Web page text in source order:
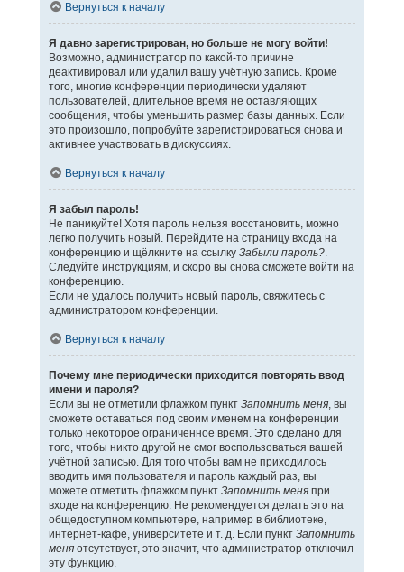
Вернуться к началу
Я давно зарегистрирован, но больше не могу войти!
Возможно, администратор по какой-то причине
деактивировал или удалил вашу учётную запись. Кроме
того, многие конференции периодически удаляют
пользователей, длительное время не оставляющих
сообщения, чтобы уменьшить размер базы данных. Если
это произошло, попробуйте зарегистрироваться снова и
активнее участвовать в дискуссиях.
Вернуться к началу
Я забыл пароль!
Не паникуйте! Хотя пароль нельзя восстановить, можно
легко получить новый. Перейдите на страницу входа на
конференцию и щёлкните на ссылку Забыли пароль?.
Следуйте инструкциям, и скоро вы снова сможете войти на
конференцию.
Если не удалось получить новый пароль, свяжитесь с
администратором конференции.
Вернуться к началу
Почему мне периодически приходится повторять ввод
имени и пароля?
Если вы не отметили флажком пункт Запомнить меня, вы
сможете оставаться под своим именем на конференции
только некоторое ограниченное время. Это сделано для
того, чтобы никто другой не смог воспользоваться вашей
учётной записью. Для того чтобы вам не приходилось
вводить имя пользователя и пароль каждый раз, вы
можете отметить флажком пункт Запомнить меняпри
входе на конференцию. Не рекомендуется делать это на
общедоступном компьютере, например в библиотеке,
интернет-кафе, университете и т. д. Если пункт Запомнить
меняотсутствует, это значит, что администратор отключил
эту функцию.